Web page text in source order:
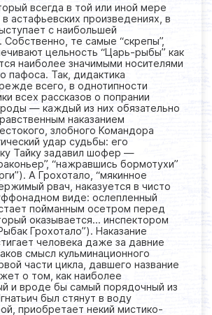
всегда в той или иной мере
астафьевских произведениях, в
с наибольшей
те самые “скрепы”,
цельность “Царь-рыбы” как
наиболее значимыми носителями
пафоса. Так, дидактика
всего, в однотипности
всех рассказов о попрании
— каждый из них обязательно
наказанием
злобного Командора
удар судьбы: его
Тайку задавил шофер —
“нажравшись бормотухи”
А Грохотало, “мякинное
рвач, наказуется в чисто
виде: ослепленный
пойманным осетром перед
оказывается… инспектором
Грохотало”). Наказание
человека даже за давние
смысл кульминационного
части цикла, давшего название
о том, как наиболее
и вроде бы самый порядочный из
был стянут в воду
приобретает некий мистико-